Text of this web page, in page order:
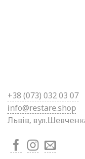
+38 (073) 032 03 07
info@restare.shop
Львів,